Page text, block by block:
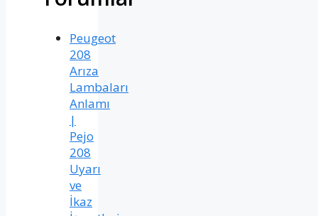
Peugeot
208
Arıza
Lambaları
Anlamı
|
Pejo
208
Uyarı
ve
İkaz